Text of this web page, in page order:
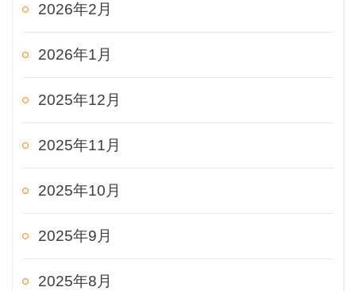
2026年2月
2026年1月
2025年12月
2025年11月
2025年10月
2025年9月
2025年8月